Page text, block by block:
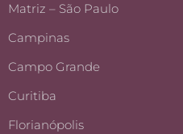
Matriz – São Paulo
Campinas
Campo Grande
Curitiba
Florianópolis